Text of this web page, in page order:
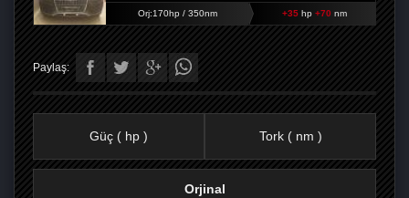
Orj:170hp / 350nm +35hp +70 nm
Paylaş:
Güç ( hp ) Tork ( nm )
Orjinal